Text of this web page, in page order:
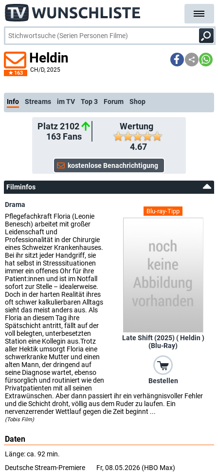
163
Heldin
CH/D, 2025
Info Streams im TV Top 3 Forum Shop
Platz 2102
163Fans
Wertung
4.67
Filminfos
Blu-ray-Tipp
Late Shift (2025) ( Heldin )
(Blu-Ray)
Bestellen
Drama
Pflegefachkraft Floria (Leonie
Benesch) arbeitet mit großer
Leidenschaft und
Professionalität in der Chirurgie
eines Schweizer Krankenhauses.
Bei ihr sitzt jeder Handgriff, sie
hat selbst in Stresssituationen
immer ein offenes Ohr für ihre
Patient:innen und ist im Notfall
sofort zur Stelle – idealerweise.
Doch in der harten Realität ihres
oft schwer kalkulierbaren Alltags
sieht das meist anders aus. Als
Floria an diesem Tag ihre
Spätschicht antritt, fällt auf der
voll belegten, unterbesetzten
Station eine Kollegin aus.Trotz
aller Hektik umsorgt Floria eine
schwerkranke Mutter und einen
alten Mann, der dringend auf
seine Diagnose wartet, ebenso
fürsorglich und routiniert wie den
Privatpatienten mit all seinen
Extrawünschen. Aber dann passiert ihr ein verhängnisvoller Fehler
und die Schicht droht, völlig aus dem Ruder zu laufen. Ein
nervenzerrender Wettlauf gegen die Zeit beginnt ...
(Tobis Film)
Daten
Länge: ca. 92 min.
Deutsche Stream-Premiere
Fr, 08.05.2026 (HBO Max)